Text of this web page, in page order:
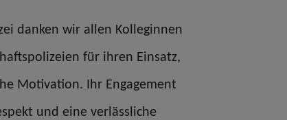
danken wir allen Kolleginnen
für ihren Einsatz,
Motivation. Ihr Engagement
und eine verlässliche